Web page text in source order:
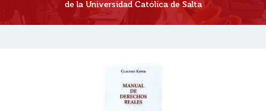
de la Universidad Católica de Salta